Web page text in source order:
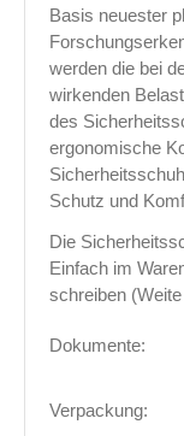
Basis neuester
werden die bei
wirkenden
des
ergonomische
Schutz und
Die
Einfach im
schreiben
Dokumente:
Verpackung: